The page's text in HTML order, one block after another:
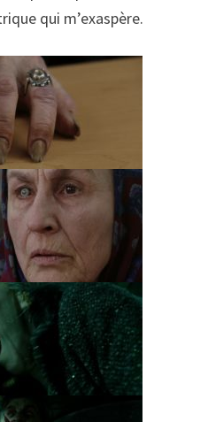
qui m’exaspère.